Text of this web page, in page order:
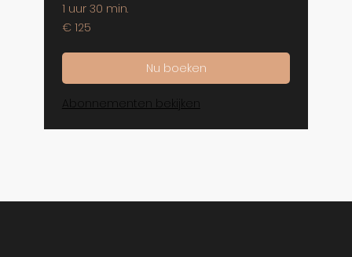
1 uur 30 min.
125
euro
€ 125
Nu boeken
Abonnementen bekijken